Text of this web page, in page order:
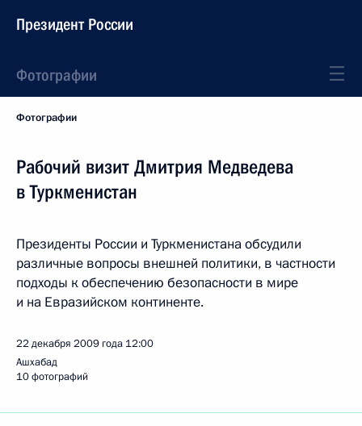
Президент России
Фотографии
Фотографии
Рабочий визит Дмитрия Медведева
в Туркменистан
Президенты России и Туркменистана обсудили
различные вопросы внешней политики, в частности
подходы к обеспечению безопасности в мире
и на Евразийском континенте.
22 декабря 2009 года 12:00
Ашхабад
10 фотографий